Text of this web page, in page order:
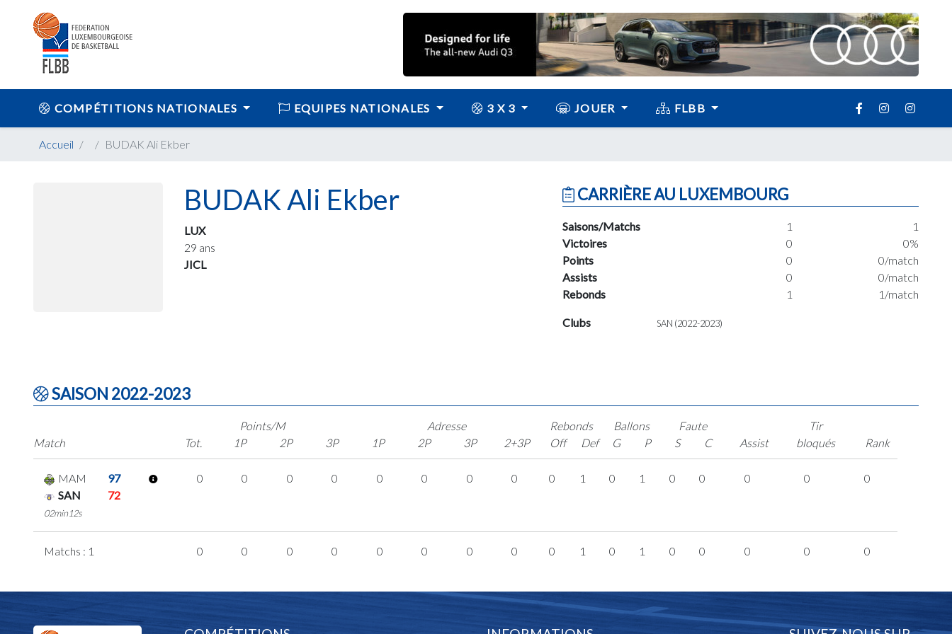
COMPÉTITIONS NATIONALES EQUIPES NATIONALES 3 X 3 JOUER FLBB
Accueil BUDAK Ali Ekber
BUDAK Ali Ekber
LUX
29 ans
JICL
CARRIÈRE AU LUXEMBOURG
Saisons/Matchs 1
1
Victoires
0
0%
Points
0
0/match
Assists
0
0/match
Rebonds
1 1/match
Clubs SAN (2022-2023)
SAISON 2022-2023
Match
Points/M
Tot.
1P 2P 3P
Adresse
1P
2P 3P 2+3P
Rebonds
Off
Def
Ballons
G
P
Faute
S
C Assist
Tir
bloqués
Rank
MAM
97
SAN
72
02min12s
0 0 0 0 0 0 0 0 0 1 0 1 0 0 0 0 0
Matchs : 1 0 0 0 0 0 0 0 0 0 1 0 1 0 0 0 0 0